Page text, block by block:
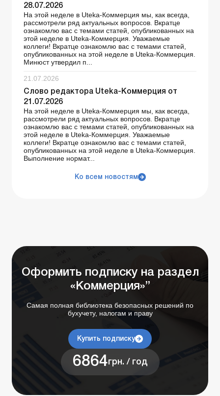
28.07.2026
На этой неделе в Uteka-Коммерция мы, как всегда,
рассмотрели ряд актуальных вопросов. Вкратце
ознакомлю вас с темами статей, опубликованных на
этой неделе в Uteka-Коммерция. Уважаемые
коллеги! Вкратце ознакомлю вас с темами статей,
опубликованных на этой неделе в Uteka-Коммерция.
Минюст утвердил п...
21.07.2026
Слово редактора Uteka-Коммерция от
21.07.2026
На этой неделе в Uteka-Коммерция мы, как всегда,
рассмотрели ряд актуальных вопросов. Вкратце
ознакомлю вас с темами статей, опубликованных на
этой неделе в Uteka-Коммерция. Уважаемые
коллеги! Вкратце ознакомлю вас с темами статей,
опубликованных на этой неделе в Uteka-Коммерция.
Выполнение нормат...
Ко всем новостям
Оформить подписку на раздел
«Коммерция»”
Самая полная библиотека безопасных решений по
бухучету, налогам и праву
Купить подписку
6864грн. / год